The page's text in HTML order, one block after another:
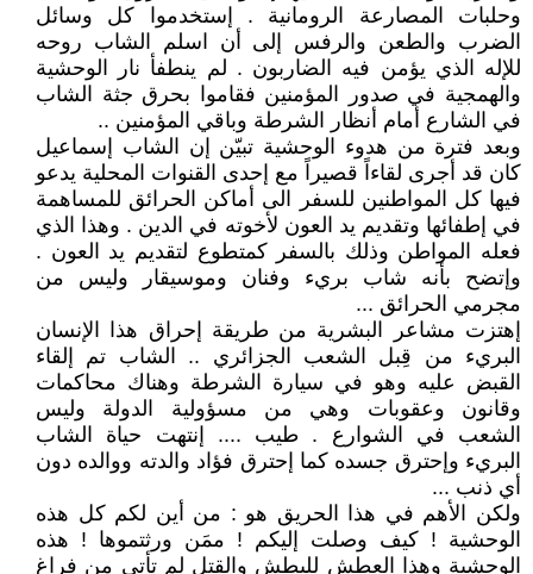
وحلبات المصارعة الرومانية . إستخدموا كل وسائل
الضرب والطعن والرفس إلى أن اسلم الشاب روحه
للإله الذي يؤمن فيه الضاربون . لم ينطفأ نار الوحشية
والهمجية في صدور المؤمنين فقاموا بحرق جثة الشاب
في الشارع أمام أنظار الشرطة وباقي المؤمنين ..
وبعد فترة من هدوء الوحشية تبيّن إن الشاب إسماعيل
كان قد أجرى لقاءاً قصيراً مع إحدى القنوات المحلية يدعو
فيها كل المواطنين للسفر الى أماكن الحرائق للمساهمة
في إطفائها وتقديم يد العون لأخوته في الدين . وهذا الذي
فعله المواطن وذلك بالسفر كمتطوع لتقديم يد العون .
وإتضح بأنه شاب بريء وفنان وموسيقار وليس من
مجرمي الحرائق ...
إهتزت مشاعر البشرية من طريقة إحراق هذا الإنسان
البريء من قِبل الشعب الجزائري .. الشاب تم إلقاء
القبض عليه وهو في سيارة الشرطة وهناك محاكمات
وقانون وعقوبات وهي من مسؤولية الدولة وليس
الشعب في الشوارع . طيب .... إنتهت حياة الشاب
البريء وإحترق جسده كما إحترق فؤاد والدته ووالده دون
أي ذنب ...
ولكن الأهم في هذا الحريق هو : من أين لكم كل هذه
الوحشية ! كيف وصلت إليكم ! ممَن ورثتموها ! هذه
الوحشية وهذا العطش للبطش والقتل لم تأتي من فراغ